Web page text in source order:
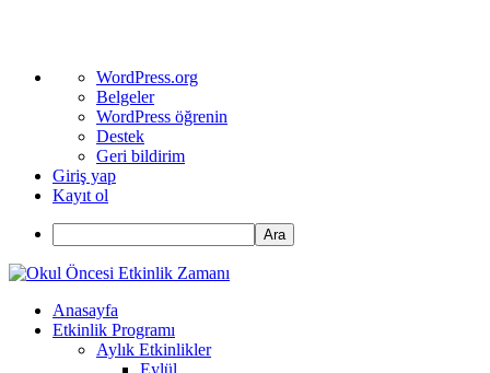
WordPress
hakkında
WordPress.org
Belgeler
WordPress öğrenin
Destek
Geri bildirim
Giriş yap
Kayıt ol
Ara
Anasayfa
Etkinlik Programı
Aylık Etkinlikler
Eylül